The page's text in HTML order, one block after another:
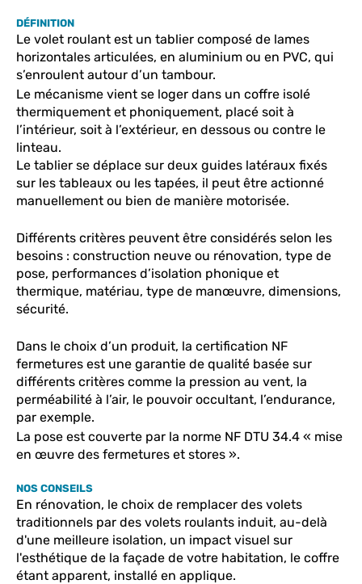
DÉFINITION
Le volet roulant est un tablier composé de lames
horizontales articulées, en aluminium ou en PVC, qui
s’enroulent autour d’un tambour.
Le mécanisme vient se loger dans un coffre isolé
thermiquement et phoniquement, placé soit à
l’intérieur, soit à l’extérieur, en dessous ou contre le
linteau.
Le tablier se déplace sur deux guides latéraux fixés
sur les tableaux ou les tapées, il peut être actionné
manuellement ou bien de manière motorisée.
Différents critères peuvent être considérés selon les
besoins : construction neuve ou rénovation, type de
pose, performances d’isolation phonique et
thermique, matériau, type de manœuvre, dimensions,
sécurité.
Dans le choix d’un produit, la certification NF
fermetures est une garantie de qualité basée sur
différents critères comme la pression au vent, la
perméabilité à l’air, le pouvoir occultant, l’endurance,
par exemple.
La pose est couverte par la norme NF DTU 34.4 « mise
en œuvre des fermetures et stores ».
NOS CONSEILS
En rénovation, le choix de remplacer des volets
traditionnels par des volets roulants induit, au-delà
d'une meilleure isolation, un impact visuel sur
l'esthétique de la façade de votre habitation, le coffre
étant apparent, installé en applique.